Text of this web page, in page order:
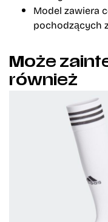
Model zawiera
pochodzących
Może
również